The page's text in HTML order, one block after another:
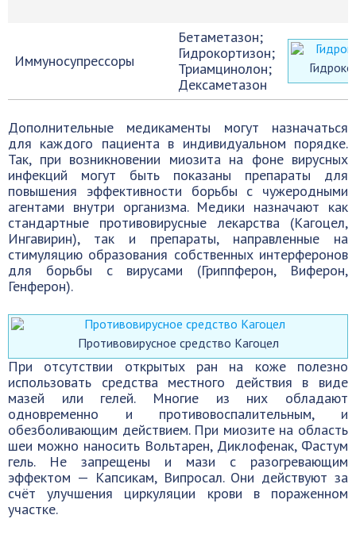
Иммуносупрессоры
Бетаметазон;
Гидрокортизон;
Триамцинолон;
Дексаметазон
Дополнительные медикаменты могут назначаться
для каждого пациента в индивидуальном порядке.
Так, при возникновении миозита на фоне вирусных
инфекций могут быть показаны препараты для
повышения эффективности борьбы с чужеродными
агентами внутри организма. Медики назначают как
стандартные противовирусные лекарства (Кагоцел,
Ингавирин), так и препараты, направленные на
стимуляцию образования собственных интерферонов
для борьбы с вирусами (Гриппферон, Виферон,
Генферон).
Противовирусное средство Кагоцел
При отсутствии открытых ран на коже полезно
использовать средства местного действия в виде
мазей или гелей. Многие из них обладают
одновременно и противовоспалительным, и
обезболивающим действием. При миозите на область
шеи можно наносить Вольтарен, Диклофенак, Фастум
гель. Не запрещены и мази с разогревающим
эффектом — Капсикам, Випросал. Они действуют за
счёт улучшения циркуляции крови в пораженном
участке.